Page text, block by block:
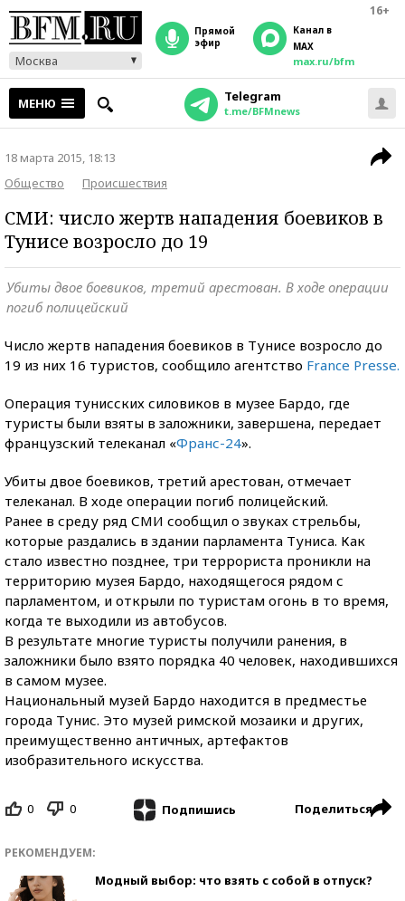
16+
Москва
прямой
эфир
Канал в
MAX
max.ru/bfm
МЕНЮ Telegram
t.me/BFMnews
18 марта 2015, 18:13
Общество
Происшествия
СМИ: число жертв нападения боевиков в
Тунисе возросло до 19
Убиты двое боевиков, третий арестован. В ходе операции
погиб полицейский
Число жертв нападения боевиков в Тунисе возросло до
19 из них 16 туристов, сообщило агентство France Presse.
Операция тунисских силовиков в музее Бардо, где
туристы были взяты в заложники, завершена, передает
французский телеканал «Франс-24».
Убиты двое боевиков, третий арестован, отмечает
телеканал. В ходе операции погиб полицейский.
Ранее в среду ряд СМИ сообщил о звуках стрельбы,
которые раздались в здании парламента Туниса. Как
стало известно позднее, три террориста проникли на
территорию музея Бардо, находящегося рядом с
парламентом, и открыли по туристам огонь в то время,
когда те выходили из автобусов.
В результате многие туристы получили ранения, в
заложники было взято порядка 40 человек, находившихся
в самом музее.
Национальный музей Бардо находится в предместье
города Тунис. Это музей римской мозаики и других,
преимущественно античных, артефактов
изобразительного искусства.
0 0 Подпишись Поделиться
РЕКОМЕНДУЕМ:
Модный выбор: что взять с собой в отпуск?